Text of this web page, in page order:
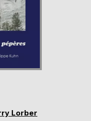
Lorber